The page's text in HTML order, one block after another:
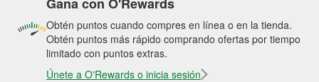
Obtén puntos cuando compres en línea o en la tienda.
Obtén puntos más rápido comprando ofertas por tiempo
limitado con puntos extras.
Únete a O'Rewards o inicia sesión